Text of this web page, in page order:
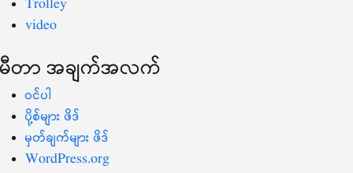
Trolley
video
မီတာ အချက်အလက်
ဝင်ပါ
ပို့စ်များ ဖိဒ်
မှတ်ချက်များ ဖိဒ်
WordPress.org